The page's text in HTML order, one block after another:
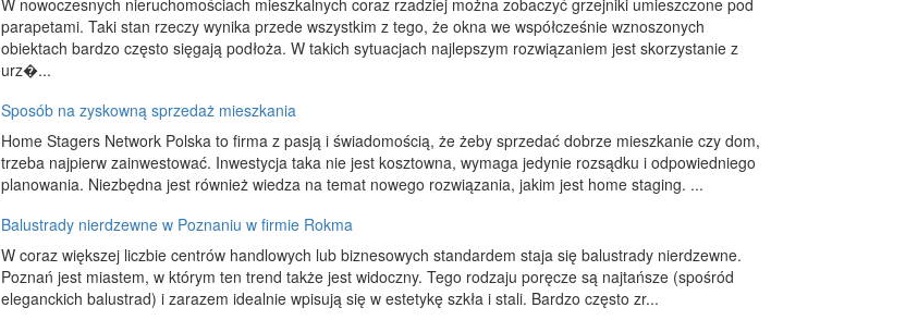
W nowoczesnych nieruchomościach mieszkalnych coraz rzadziej można zobaczyć grzejniki umieszczone pod
parapetami. Taki stan rzeczy wynika przede wszystkim z tego, że okna we współcześnie wznoszonych
obiektach bardzo często sięgają podłoża. W takich sytuacjach najlepszym rozwiązaniem jest skorzystanie z
urz�...
Sposób na zyskowną sprzedaż mieszkania
Home Stagers Network Polska to firma z pasją i świadomością, że żeby sprzedać dobrze mieszkanie czy dom,
trzeba najpierw zainwestować. Inwestycja taka nie jest kosztowna, wymaga jedynie rozsądku i odpowiedniego
planowania. Niezbędna jest również wiedza na temat nowego rozwiązania, jakim jest home staging. ...
Balustrady nierdzewne w Poznaniu w firmie Rokma
W coraz większej liczbie centrów handlowych lub biznesowych standardem staja się balustrady nierdzewne.
Poznań jest miastem, w którym ten trend także jest widoczny. Tego rodzaju poręcze są najtańsze (spośród
eleganckich balustrad) i zarazem idealnie wpisują się w estetykę szkła i stali. Bardzo często zr...